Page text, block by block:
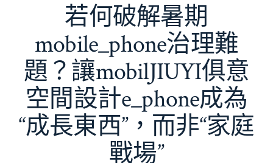
若何破解暑期
mobile_phone治理難
題？讓mobilJIUYI俱意
空間設計e_phone成為
“成長東西”，而非“家庭
戰場”